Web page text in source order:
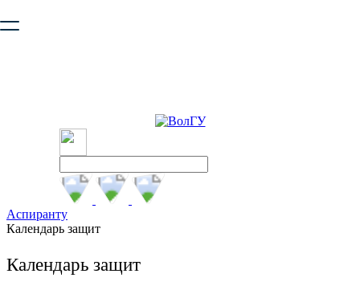
безопасную работу с сайтом. Пожалуйста
Аспиранту
Календарь защит
Календарь защит